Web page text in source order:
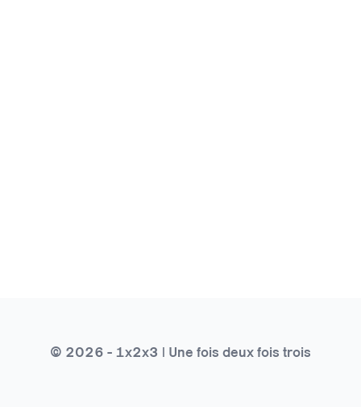
© 2026 - 1x2x3 | Une fois deux fois trois